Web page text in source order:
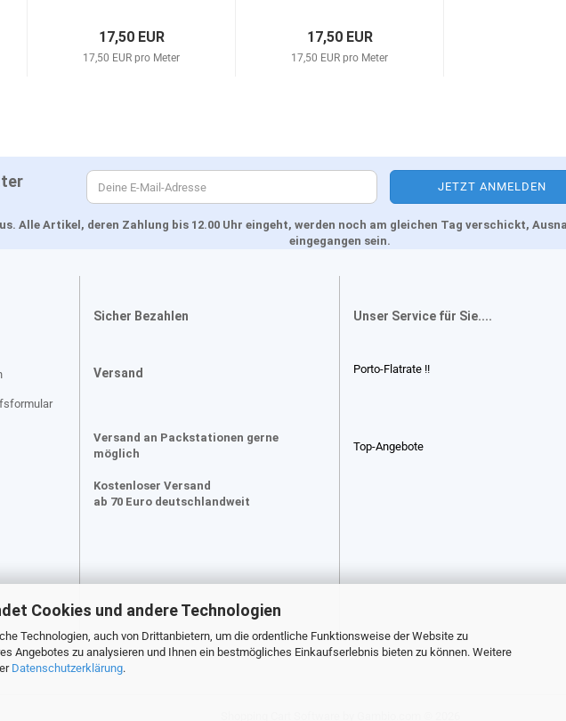
Cookies und andere Technologien
Technologien, auch von Drittanbietern, um die ordentliche Funktionsweise der Website zu
Angebotes zu analysieren und Ihnen ein bestmögliches Einkaufserlebnis bieten zu können. Weitere
Datenschutzerklärung.
17,50 EUR
17,50 EUR pro Meter
17,50 EUR
17,50 EUR pro Meter
Alle Artikel, deren Zahlung bis 12.00 Uhr eingeht, werden noch am gleichen Tag verschickt,
eingegangen sein.
Sicher Bezahlen
Versand
Versand an Packstationen gerne
möglich
Kostenloser Versand
ab 70 Euro deutschlandweit
Unser Service für Sie....
Porto-Flatrate !!
Top-Angebote